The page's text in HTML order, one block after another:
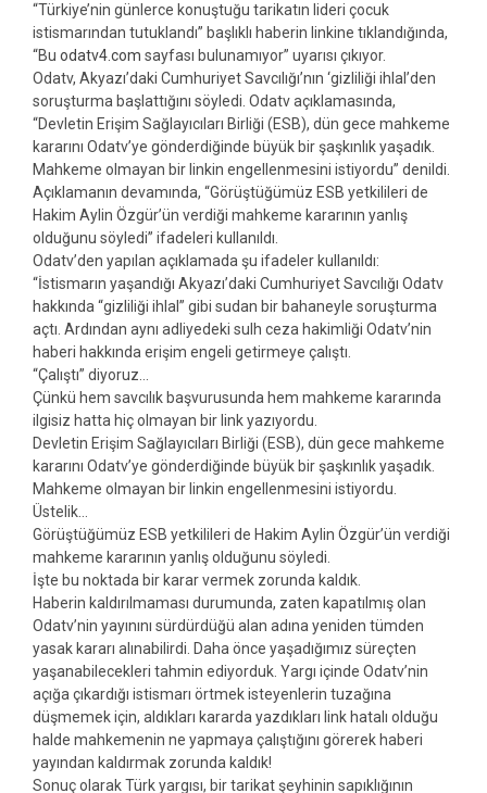
“Türkiye’nin günlerce konuştuğu tarikatın lideri çocuk
istismarından tutuklandı” başlıklı haberin linkine tıklandığında,
“Bu odatv4.com sayfası bulunamıyor” uyarısı çıkıyor.
Odatv, Akyazı’daki Cumhuriyet Savcılığı’nın ‘gizliliği ihlal’den
soruşturma başlattığını söyledi. Odatv açıklamasında,
“Devletin Erişim Sağlayıcıları Birliği (ESB), dün gece mahkeme
kararını Odatv’ye gönderdiğinde büyük bir şaşkınlık yaşadık.
Mahkeme olmayan bir linkin engellenmesini istiyordu” denildi.
Açıklamanın devamında, “Görüştüğümüz ESB yetkilileri de
Hakim Aylin Özgür’ün verdiği mahkeme kararının yanlış
olduğunu söyledi” ifadeleri kullanıldı.
Odatv’den yapılan açıklamada şu ifadeler kullanıldı:
“İstismarın yaşandığı Akyazı’daki Cumhuriyet Savcılığı Odatv
hakkında “gizliliği ihlal” gibi sudan bir bahaneyle soruşturma
açtı. Ardından aynı adliyedeki sulh ceza hakimliği Odatv’nin
haberi hakkında erişim engeli getirmeye çalıştı.
“Çalıştı” diyoruz…
Çünkü hem savcılık başvurusunda hem mahkeme kararında
ilgisiz hatta hiç olmayan bir link yazıyordu.
Devletin Erişim Sağlayıcıları Birliği (ESB), dün gece mahkeme
kararını Odatv’ye gönderdiğinde büyük bir şaşkınlık yaşadık.
Mahkeme olmayan bir linkin engellenmesini istiyordu.
Üstelik…
Görüştüğümüz ESB yetkilileri de Hakim Aylin Özgür’ün verdiği
mahkeme kararının yanlış olduğunu söyledi.
İşte bu noktada bir karar vermek zorunda kaldık.
Haberin kaldırılmaması durumunda, zaten kapatılmış olan
Odatv’nin yayınını sürdürdüğü alan adına yeniden tümden
yasak kararı alınabilirdi. Daha önce yaşadığımız süreçten
yaşanabilecekleri tahmin ediyorduk. Yargı içinde Odatv’nin
açığa çıkardığı istismarı örtmek isteyenlerin tuzağına
düşmemek için, aldıkları kararda yazdıkları link hatalı olduğu
halde mahkemenin ne yapmaya çalıştığını görerek haberi
yayından kaldırmak zorunda kaldık!
Sonuç olarak Türk yargısı, bir tarikat şeyhinin sapıklığının